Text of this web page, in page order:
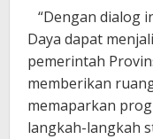
“Dengan dialog
Daya dapat
pemerintah
memberikan
memaparkan
langkah-langkah